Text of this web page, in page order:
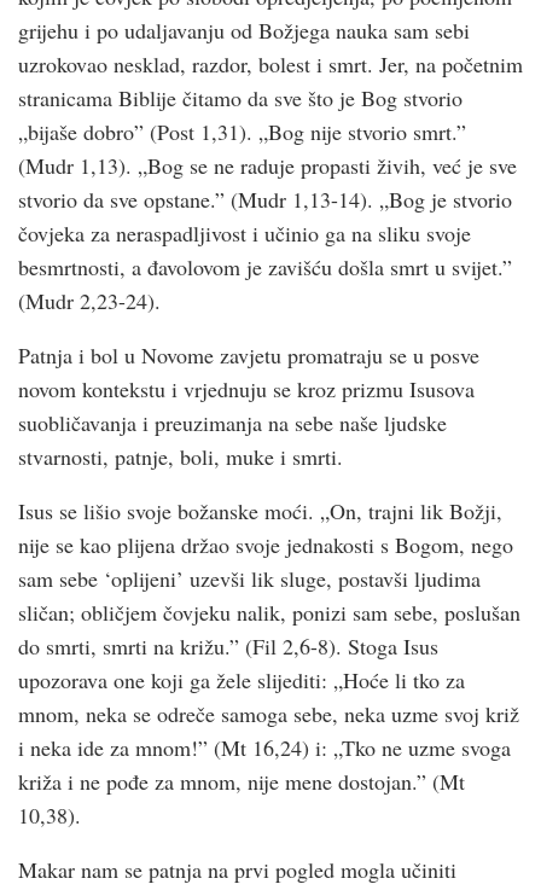
grijehu i po udaljavanju od Božjega nauka sam sebi
uzrokovao nesklad, razdor, bolest i smrt. Jer, na početnim
stranicama Biblije čitamo da sve što je Bog stvorio
„bijaše dobro” (Post 1,31). „Bog nije stvorio smrt.”
(Mudr 1,13). „Bog se ne raduje propasti živih, već je sve
stvorio da sve opstane.” (Mudr 1,13-14). „Bog je stvorio
čovjeka za neraspadljivost i učinio ga na sliku svoje
besmrtnosti, a đavolovom je zavišću došla smrt u svijet.”
(Mudr 2,23-24).
Patnja i bol u Novome zavjetu promatraju se u posve
novom kontekstu i vrjednuju se kroz prizmu Isusova
suobličavanja i preuzimanja na sebe naše ljudske
stvarnosti, patnje, boli, muke i smrti.
Isus se lišio svoje božanske moći. „On, trajni lik Božji,
nije se kao plijena držao svoje jednakosti s Bogom, nego
sam sebe ‘oplijeni’ uzevši lik sluge, postavši ljudima
sličan; obličjem čovjeku nalik, ponizi sam sebe, poslušan
do smrti, smrti na križu.” (Fil 2,6-8). Stoga Isus
upozorava one koji ga žele slijediti: „Hoće li tko za
mnom, neka se odreče samoga sebe, neka uzme svoj križ
i neka ide za mnom!” (Mt 16,24) i: „Tko ne uzme svoga
križa i ne pođe za mnom, nije mene dostojan.” (Mt
10,38).
Makar nam se patnja na prvi pogled mogla učiniti